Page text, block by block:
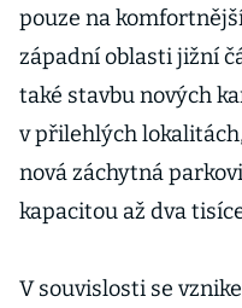
pouze na
západní oblasti jižní
také stavbu nových
v přilehlých
nová záchytná
kapacitou až dva
V souvislosti se